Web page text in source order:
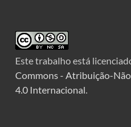
Este trabalho está
Commons - Atribuição-
4.0 Internacional